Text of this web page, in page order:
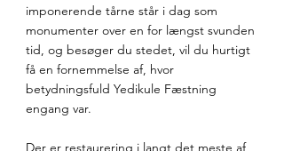
imponerende tårne står i dag som
monumenter over en for længst svunden
tid, og besøger du stedet, vil du hurtigt
få en fornemmelse af, hvor
betydningsfuld Yedikule Fæstning
engang var.
Der er restaurering i langt det meste af